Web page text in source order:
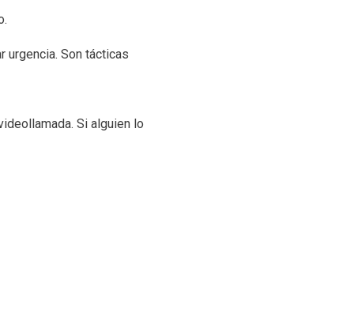
urgencia. Son tácticas
Si alguien lo